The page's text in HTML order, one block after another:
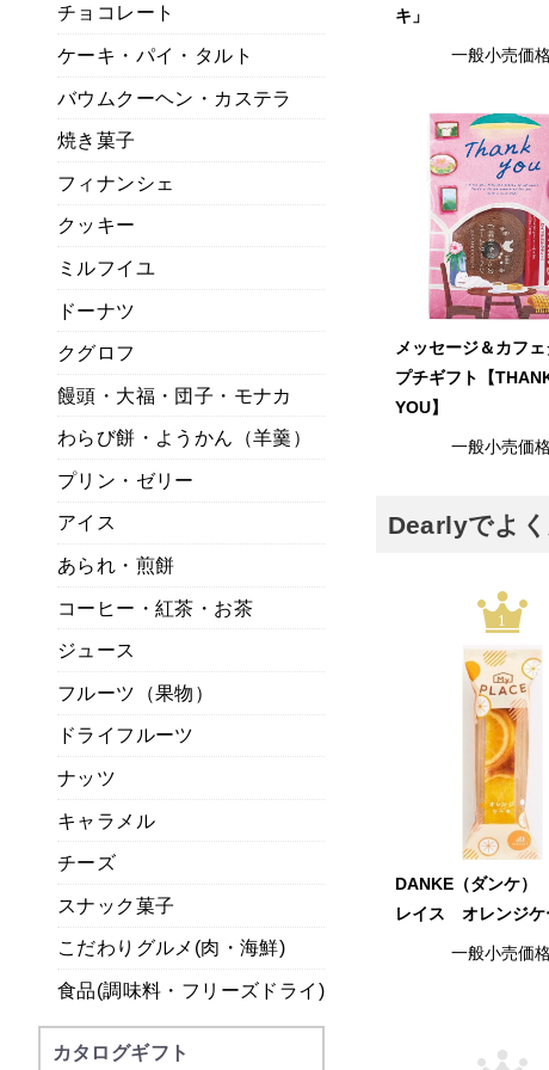
キ」
一般小売価
メッセージ＆カフ
プチギフト【
YOU】
一般小売価
Dearlyでよ
1
DANKE（ダンケ
レイス オレンジケ
一般小売価
チョコレート
ケーキ・パイ・タルト
バウムクーヘン・カステラ
焼き菓子
フィナンシェ
クッキー
ミルフイユ
ドーナツ
クグロフ
饅頭・大福・団子・モナカ
わらび餅・ようかん（羊羹）
プリン・ゼリー
アイス
あられ・煎餅
コーヒー・紅茶・お茶
ジュース
フルーツ（果物）
ドライフルーツ
ナッツ
キャラメル
チーズ
スナック菓子
こだわりグルメ(肉・海鮮)
食品(調味料・フリーズドライ)
カタログギフト